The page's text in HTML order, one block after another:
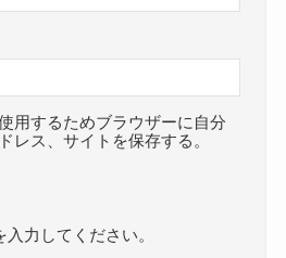
用するためブラウザーに自分
レス、サイトを保存する。
入力してください。